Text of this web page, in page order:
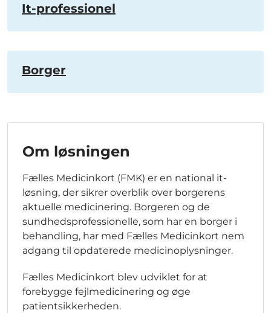
It-professionel
Borger
Om løsningen
Fælles Medicinkort (FMK) er en national it-
løsning, der sikrer overblik over borgerens
aktuelle medicinering. Borgeren og de
sundhedsprofessionelle, som har en borger i
behandling, har med Fælles Medicinkort nem
adgang til opdaterede medicinoplysninger.
Fælles Medicinkort blev udviklet for at
forebygge fejlmedicinering og øge
patientsikkerheden.